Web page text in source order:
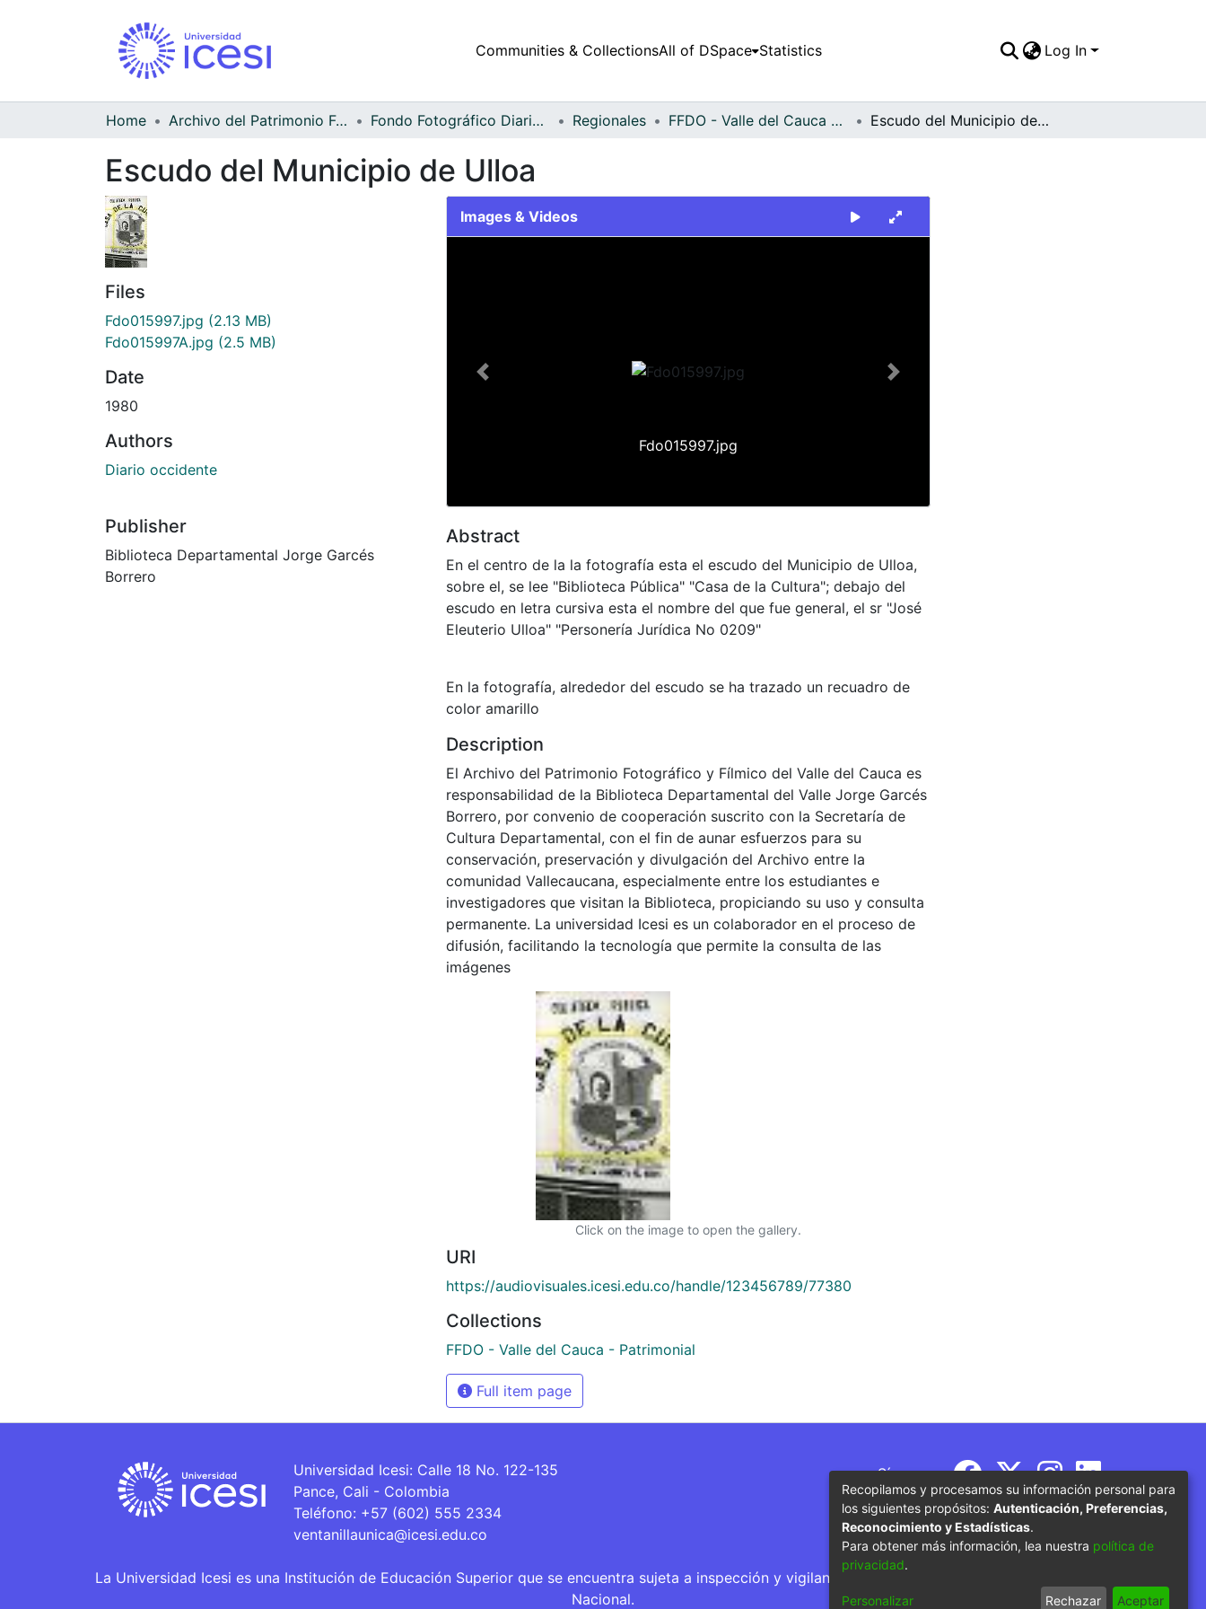
Communities & CollectionsAll of DSpace Statistics Log In
Home Archivo del Patrimonio Fotográfico y Fílmico del Valle del Cauca Fondo Fotográfico Diario Occidente Regionales FFDO - Valle del Cauca - Patrimonial Escudo del Municipio de Ulloa
Escudo del Municipio de Ulloa
Files
Fdo015997.jpg (2.13 MB)
Fdo015997A.jpg (2.5 MB)
Date
1980
Authors
Diario occidente
Publisher
Biblioteca Departamental Jorge Garcés
Borrero
Images & Videos
Fdo015997.jpg
Previous Next
Abstract
En el centro de la la fotografía esta el escudo del Municipio de Ulloa,
sobre el, se lee "Biblioteca Pública" "Casa de la Cultura"; debajo del
escudo en letra cursiva esta el nombre del que fue general, el sr "José
Eleuterio Ulloa" "Personería Jurídica No 0209"
En la fotografía, alrededor del escudo se ha trazado un recuadro de
color amarillo
Description
El Archivo del Patrimonio Fotográfico y Fílmico del Valle del Cauca es
responsabilidad de la Biblioteca Departamental del Valle Jorge Garcés
Borrero, por convenio de cooperación suscrito con la Secretaría de
Cultura Departamental, con el fin de aunar esfuerzos para su
conservación, preservación y divulgación del Archivo entre la
comunidad Vallecaucana, especialmente entre los estudiantes e
investigadores que visitan la Biblioteca, propiciando su uso y consulta
permanente. La universidad Icesi es un colaborador en el proceso de
difusión, facilitando la tecnología que permite la consulta de las
imágenes
Click on the image to open the gallery.
URI
https://audiovisuales.icesi.edu.co/handle/123456789/77380
Collections
FFDO - Valle del Cauca - Patrimonial
Full item page
Universidad Icesi: Calle 18 No. 122-135
Pance, Cali - Colombia
Teléfono: +57 (602) 555 2334
ventanillaunica@icesi.edu.co
Síguenos
La Universidad Icesi es una Institución de Educación Superior que se encuentra sujeta a inspección y vigilancia por parte del Ministerio de Educación
Nacional.
Recopilamos y procesamos su información personal para
los siguientes propósitos: Autenticación, Preferencias,
Reconocimiento y Estadísticas.
Para obtener más información, lea nuestra política de
privacidad.
Personalizar Rechazar Aceptar